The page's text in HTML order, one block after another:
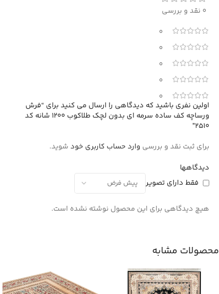
0 نقد و بررسی
0
0
0
0
0
دیدگاهها
فقط دارای تصویر
هیچ دیدگاهی برای این محصول نوشته نشده است.
اولین نفری باشید که دیدگاهی را ارسال می کنید برای “فرش
ورساچه کف ساده سرمه ای بدون لچک طلاکوب 1200 شانه کد
2510”
برای ثبت نقد و بررسی وارد حساب کاربری خود شوید.
محصولات مشابه